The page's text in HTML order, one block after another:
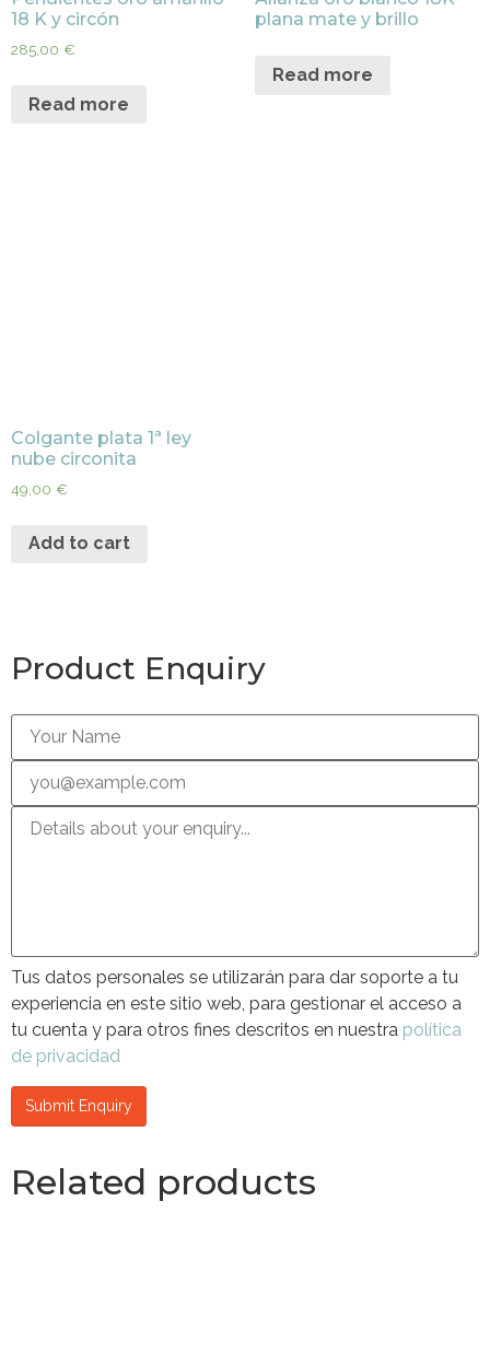
18 K y circón
285,00 €
Read more
plana mate y brillo
Read more
Colgante plata 1ª ley
nube circonita
49,00 €
Add to cart
Product Enquiry
Tus datos personales se utilizarán para dar soporte a tu
experiencia en este sitio web, para gestionar el acceso a
tu cuenta y para otros fines descritos en nuestra política
de privacidad
Related products